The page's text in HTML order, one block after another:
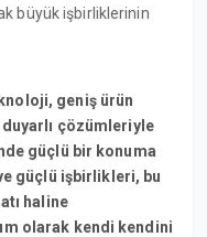
büyük işbirliklerinin
geniş ürün
duyarlı çözümleriyle
güçlü bir konuma
güçlü işbirlikleri, bu
haline
olarak kendi kendini